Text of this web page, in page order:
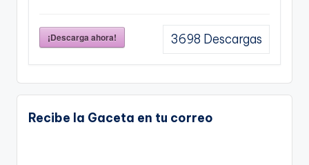
¡Descarga ahora! 3698 Descargas
Recibe la Gaceta en tu correo